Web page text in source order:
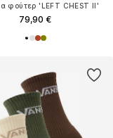
φούτερ 'LEFT CHEST II'
79,90 €